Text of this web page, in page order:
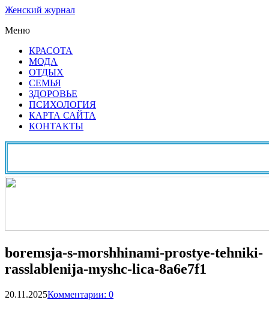
Женский журнал
Меню
КРАСОТА
МОДА
ОТДЫХ
СЕМЬЯ
ЗДОРОВЬЕ
ПСИХОЛОГИЯ
КАРТА САЙТА
КОНТАКТЫ
boremsja-s-morshhinami-prostye-tehniki-
rasslablenija-myshc-lica-8a6e7f1
20.11.2025Комментарии: 0